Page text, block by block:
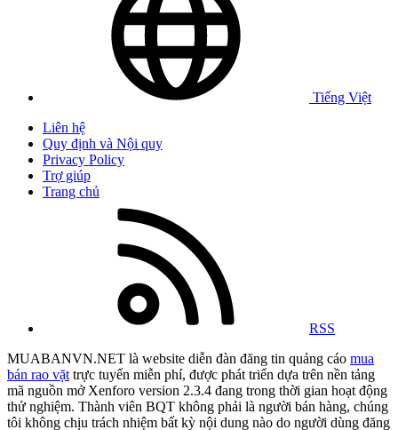
Tiếng Việt
Liên hệ
Quy định và Nội quy
Privacy Policy
Trợ giúp
Trang chủ
RSS
MUABANVN.NET là website diễn đàn đăng tin quảng cáo mua
bán rao vặt trực tuyến miễn phí, được phát triển dựa trên nền tảng
mã nguồn mở Xenforo version 2.3.4 đang trong thời gian hoạt động
thử nghiệm. Thành viên BQT không phải là người bán hàng, chúng
tôi không chịu trách nhiệm bất kỳ nội dung nào do người dùng đăng